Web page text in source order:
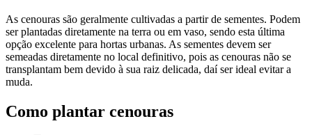
As cenouras são geralmente cultivadas a partir de sementes. Podem
ser plantadas diretamente na terra ou em vaso, sendo esta última
opção excelente para hortas urbanas. As sementes devem ser
semeadas diretamente no local definitivo, pois as cenouras não se
transplantam bem devido à sua raiz delicada, daí ser ideal evitar a
muda.
Como plantar cenouras